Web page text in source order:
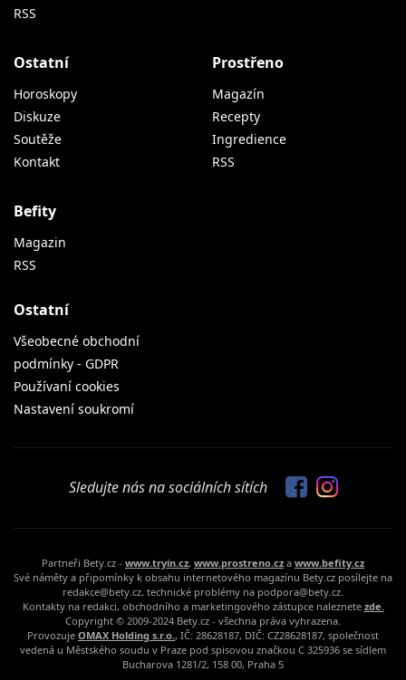
RSS
Ostatní
Horoskopy
Diskuze
Soutěže
Kontakt
Prostřeno
Magazín
Recepty
Ingredience
RSS
Befity
Magazin
RSS
Ostatní
Všeobecné obchodní
podmínky - GDPR
Používaní cookies
Nastavení soukromí
Sledujte nás na sociálních sítích
Partneři Bety.cz - www.tryin.cz, www.prostreno.cz a www.befity.cz
Své náměty a připomínky k obsahu internetového magazínu Bety.cz posílejte na
redakce@bety.cz, technické problémy na podpora@bety.cz.
Kontakty na redakci, obchodního a marketingového zástupce naleznete zde.
Copyright © 2009-2024 Bety.cz - všechna práva vyhrazena.
Provozuje OMAX Holding s.r.o., IČ: 28628187, DIČ: CZ28628187, společnost
vedená u Městského soudu v Praze pod spisovou značkou C 325936 se sídlem
Bucharova 1281/2, 158 00, Praha 5